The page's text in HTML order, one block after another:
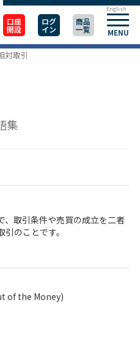
口座
開設
ログ
イン
商品
一覧 MENU
English
対取引
集
、取引条件や売買の成立を二者
のことです。
of the Money)